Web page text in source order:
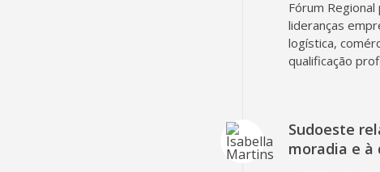
Fórum
lideranças
logística,
qualificação
Sudoeste
moradia e à